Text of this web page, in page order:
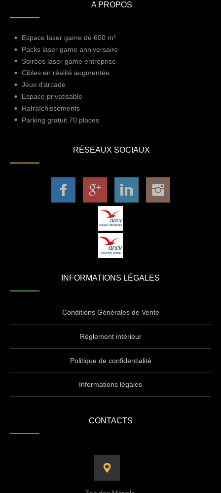
A PROPOS
Espace laser game de 600 m²
Packs laser game anniversaire
Soirées laser game entreprise
Cibles en réalité augmentée
Jeux d'arcade
Espace privatisable
Rafraîchissements
Parking gratuit 70 places
RÉSEAUX SOCIAUX
INFORMATIONS LÉGALES
Conditions Générales de Vente
Règlement intérieur
Politique de confidentialité
Informations légales
CONTACTS